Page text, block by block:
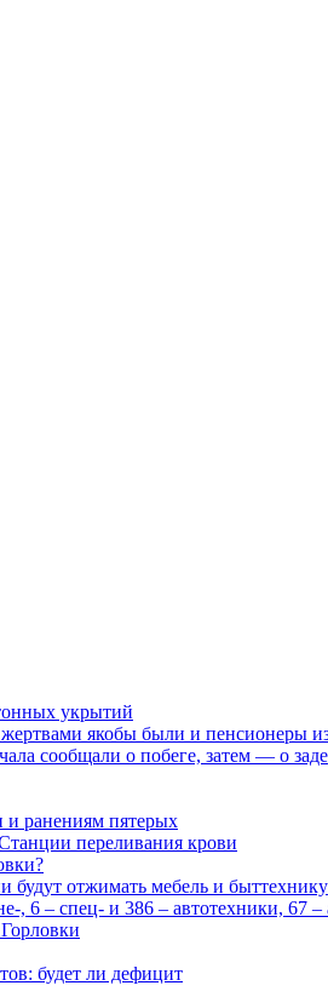
укрытий
якобы были и пенсионеры
сообщали о побеге, затем — о
и ранениям пятерых
переливания крови
будут отжимать мебель и быттехнику
6 – спец- и 386 – автотехники, 67
будет ли дефицит